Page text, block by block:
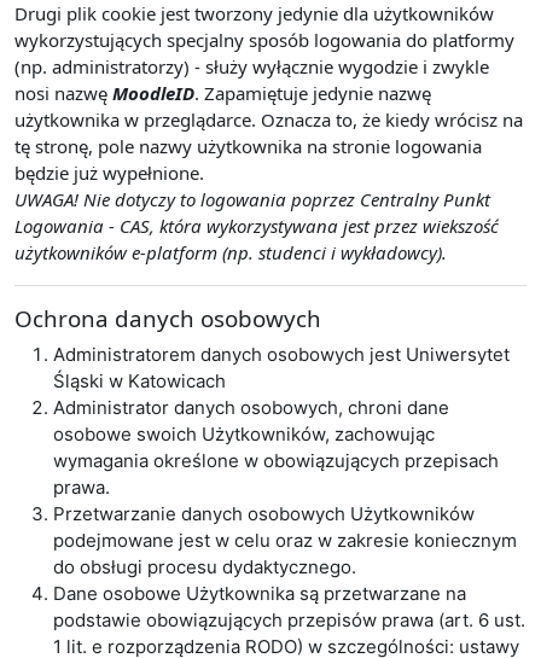
Drugi plik cookie jest tworzony jedynie dla użytkowników
wykorzystujących specjalny sposób logowania do platformy
(np. administratorzy) - służy wyłącznie wygodzie i zwykle
nosi nazwę MoodleID. Zapamiętuje jedynie nazwę
użytkownika w przeglądarce. Oznacza to, że kiedy wrócisz na
tę stronę, pole nazwy użytkownika na stronie logowania
będzie już wypełnione.
UWAGA! Nie dotyczy to logowania poprzez Centralny Punkt
Logowania - CAS, która wykorzystywana jest przez wiekszość
użytkowników e-platform (np. studenci i wykładowcy).
Ochrona danych osobowych
Administratorem danych osobowych jest Uniwersytet
Śląski w Katowicach
Administrator danych osobowych, chroni dane
osobowe swoich Użytkowników, zachowując
wymagania określone w obowiązujących przepisach
prawa.
Przetwarzanie danych osobowych Użytkowników
podejmowane jest w celu oraz w zakresie koniecznym
do obsługi procesu dydaktycznego.
Dane osobowe Użytkownika są przetwarzane na
podstawie obowiązujących przepisów prawa (art. 6 ust.
1 lit. e rozporządzenia RODO) w szczególności: ustawy